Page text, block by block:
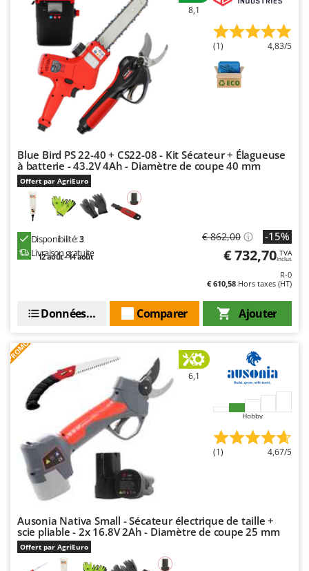
8,1
(1) 4,83/5
Blue Bird PS 22-40 + CS22-08 - Kit Sécateur + Élagueuse
à batterie - 43.2V 4Ah - Diamètre de coupe 40 mm
Offert par AgriEuro
Disponibilité:3
Livraison gratuite
12 août - 14 août
€ 862,00 -15%
€ 732,70 TVA
Inclus
R-0
€ 610,58 Hors taxes (HT)
Ajouter
Comparer
Données techniques
PROMO
6,1
Hobby
(1) 4,67/5
Ausonia Nativa Small - Sécateur électrique de taille +
scie pliable - 2x 16.8V 2Ah - Diamètre de coupe 25 mm
Offert par AgriEuro